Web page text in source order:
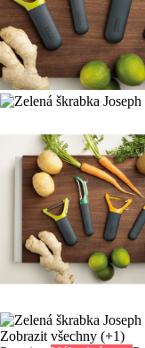
Zobrazit všechny (+1)